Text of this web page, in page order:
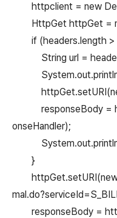
httpclient = new
HttpGet httpGet =
if (headers.length >
String url =
responseBody =
onseHandler);
}
httpGet.setURI(new
responseBody =